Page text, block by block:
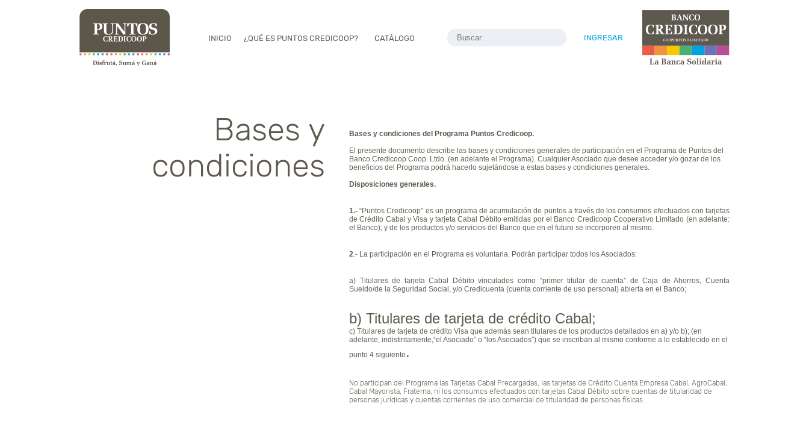
INICIO ¿QUÉ ES PUNTOS CREDICOOP? CATÁLOGO INGRESAR
Bases y
condiciones
Bases y condiciones del Programa Puntos Credicoop.
El presente documento describe las bases y condiciones generales de participación en el Programa de Puntos del
Banco Credicoop Coop. Ltdo. (en adelante el Programa). Cualquier Asociado que desee acceder y/o gozar de los
beneficios del Programa podrá hacerlo sujetándose a estas bases y condiciones generales.
Disposiciones generales.
1.- “Puntos Credicoop” es un programa de acumulación de puntos a través de los consumos efectuados con tarjetas
de Crédito Cabal y Visa y tarjeta Cabal Débito emitidas por el Banco Credicoop Cooperativo Limitado (en adelante:
el Banco), y de los productos y/o servicios del Banco que en el futuro se incorporen al mismo.
2 - La participación en el Programa es voluntaria. Podrán participar todos los Asociados:
a) Titulares de tarjeta Cabal Débito vinculados como “primer titular de cuenta” de Caja de Ahorros, Cuenta
Sueldo/de la Seguridad Social, y/o Credicuenta (cuenta corriente de uso personal) abierta en el Banco;
b) Titulares de tarjeta de crédito Cabal;
c) Titulares de tarjeta de crédito Visa que además sean titulares de los productos detallados en a) y/o b); (en
adelante, indistintamente,“el Asociado” o “los Asociados”) que se inscriban al mismo conforme a lo establecido en el
punto 4 siguiente .
No participan del Programa las Tarjetas Cabal Precargadas, las tarjetas de Crédito Cuenta Empresa Cabal, AgroCabal,
Cabal Mayorista, Fraterna, ni los consumos efectuados con tarjetas Cabal Débito sobre cuentas de titularidad de
personas jurídicas y cuentas corrientes de uso comercial de titularidad de personas físicas.